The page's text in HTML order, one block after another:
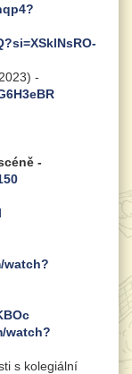
-
-
watch?
watch?
s kolegiální